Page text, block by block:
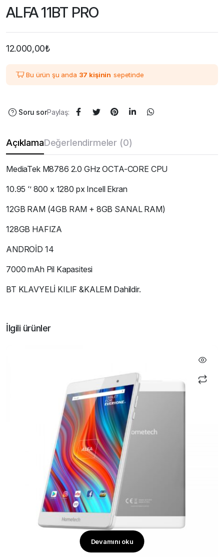
ALFA 11BT PRO
12.000,00₺
Bu ürün şu anda 37 kişinin sepetinde
Soru sorPaylaş:
AçıklamaDeğerlendirmeler (0)
MediaTek M8786 2.0 GHz OCTA-CORE CPU
10.95 ‘’ 800 x 1280 px Incell Ekran
12GB RAM (4GB RAM + 8GB SANAL RAM)
128GB HAFIZA
ANDROİD 14
7000 mAh Pil Kapasitesi
BT KLAVYELİ KILIF &KALEM Dahildir.
İlgili ürünler
Devamını oku